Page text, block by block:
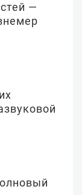
—